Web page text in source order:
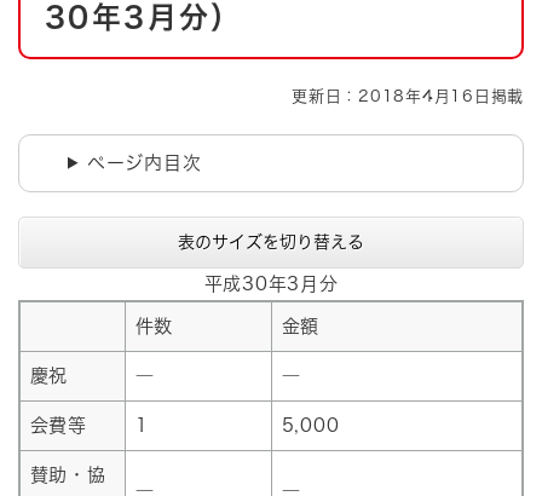
30年3月分）
更新日：2018年4月16日掲載
ページ内目次
表のサイズを切り替える
平成30年3月分
件数 金額
慶祝 ― ―
会費等 1 5,000
賛助・協
― ―